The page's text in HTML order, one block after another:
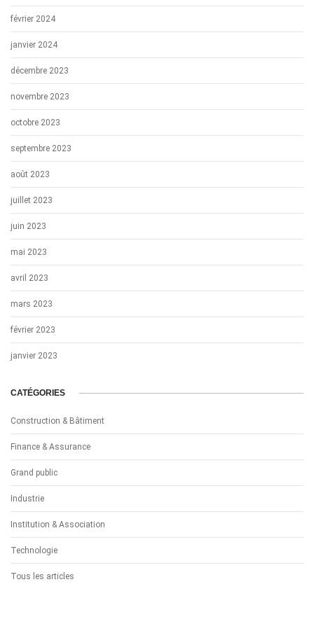
février 2024
janvier 2024
décembre 2023
novembre 2023
octobre 2023
septembre 2023
août 2023
juillet 2023
juin 2023
mai 2023
avril 2023
mars 2023
février 2023
janvier 2023
CATÉGORIES
Construction & Bâtiment
Finance & Assurance
Grand public
Industrie
Institution & Association
Technologie
Tous les articles